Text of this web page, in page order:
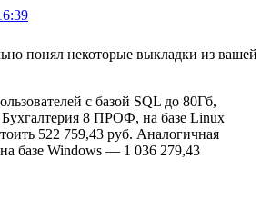
понял некоторые выкладки из вашей
с базой SQL до 80Гб,
8 ПРОФ, на базе Linux
522 759,43 руб. Аналогичная
базе Windows — 1 036 279,43